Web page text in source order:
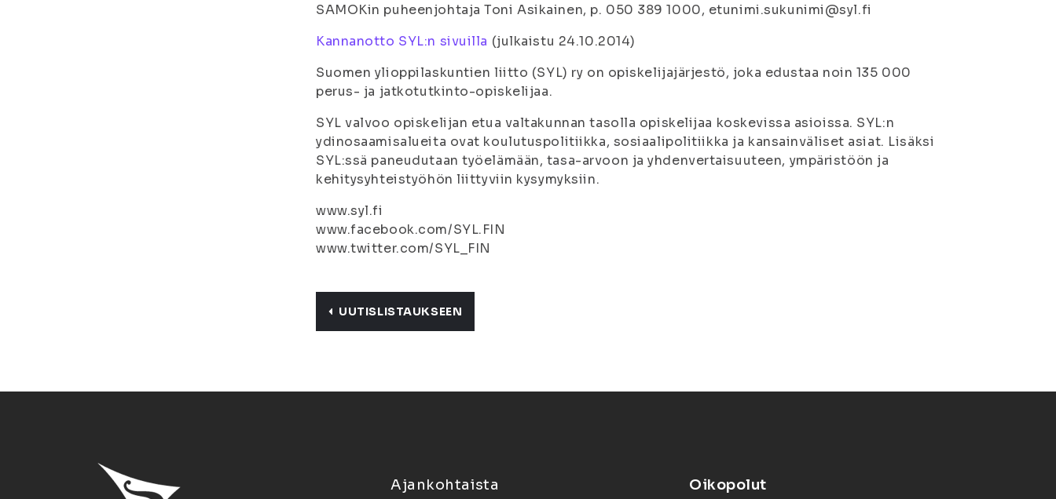
SAMOKin puheenjohtaja Toni Asikainen, p. 050 389 1000, etunimi.sukunimi@syl.fi
Kannanotto SYL:n sivuilla (julkaistu 24.10.2014)
Suomen ylioppilaskuntien liitto (SYL) ry on opiskelijajärjestö, joka edustaa noin 135 000
perus- ja jatkotutkinto-opiskelijaa.
SYL valvoo opiskelijan etua valtakunnan tasolla opiskelijaa koskevissa asioissa. SYL:n
ydinosaamisalueita ovat koulutuspolitiikka, sosiaalipolitiikka ja kansainväliset asiat. Lisäksi
SYL:ssä paneudutaan työelämään, tasa-arvoon ja yhdenvertaisuuteen, ympäristöön ja
kehitysyhteistyöhön liittyviin kysymyksiin.
www.syl.fi
www.facebook.com/SYL.FIN
www.twitter.com/SYL_FIN
UUTISLISTAUKSEEN
Ajankohtaista
Oikopolut